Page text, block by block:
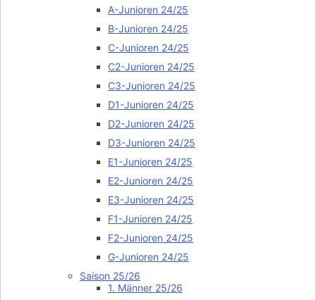
A-Junioren 24/25
B-Junioren 24/25
C-Junioren 24/25
C2-Junioren 24/25
C3-Junioren 24/25
D1-Junioren 24/25
D2-Junioren 24/25
D3-Junioren 24/25
E1-Junioren 24/25
E2-Junioren 24/25
E3-Junioren 24/25
F1-Junioren 24/25
F2-Junioren 24/25
G-Junioren 24/25
Saison 25/26
1. Männer 25/26